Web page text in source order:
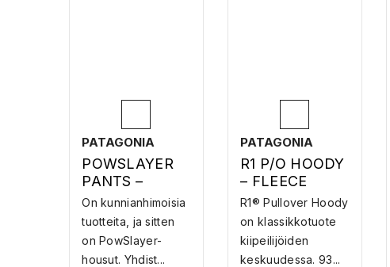
PATAGONIA
POWSLAYER
PANTS –
LASKETTELUH
OUSUT
On kunnianhimoisia
tuotteita, ja sitten
on PowSlayer-
housut. Yhdist...
PATAGONIA
R1 P/O HOODY
– FLEECE
R1® Pullover Hoody
on klassikkotuote
kiipeilijöiden
keskuudessa. 93...